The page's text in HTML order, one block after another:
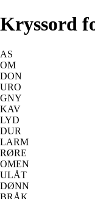
Kryssord
AS
OM
DON
URO
GNY
KAV
LYD
DUR
LARM
RØRE
OMEN
ULÅT
DØNN
BRÅK